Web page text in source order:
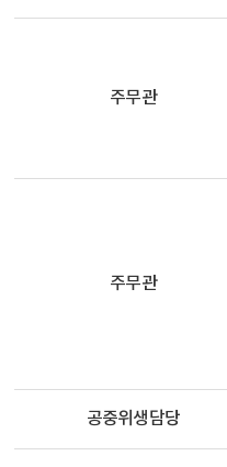
주무관
주무관
공중위생담당